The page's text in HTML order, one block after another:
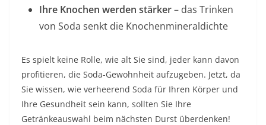
Ihre Knochen werden stärker– das Trinken
von Soda senkt die Knochenmineraldichte
Es spielt keine Rolle, wie alt Sie sind, jeder kann davon
profitieren, die Soda-Gewohnheit aufzugeben. Jetzt, da
Sie wissen, wie verheerend Soda für Ihren Körper und
Ihre Gesundheit sein kann, sollten Sie Ihre
Getränkeauswahl beim nächsten Durst überdenken!